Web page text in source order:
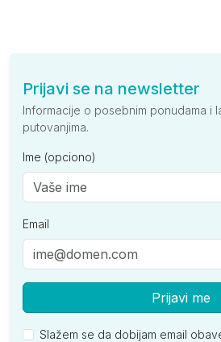
Prijavi se na newsletter
Informacije o posebnim ponudama i
putovanjima.
Ime (opciono)
Email
Prijavi me
Slažem se da dobijam email